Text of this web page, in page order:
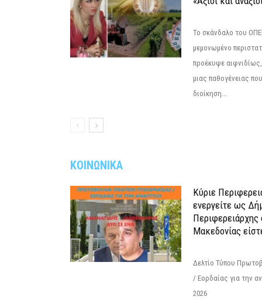
Το σκάνδαλο του
μεμονωμένο
προέκυψε
μιας παθογένειας
διοίκηση...
ΚΟΙΝΩΝΙΚΑ
Κύριε
ενεργείτε ως
Περιφερειάρχης
Μακεδονίας
Δελτίο Τύπου
/ Εορδαίας για την
2026